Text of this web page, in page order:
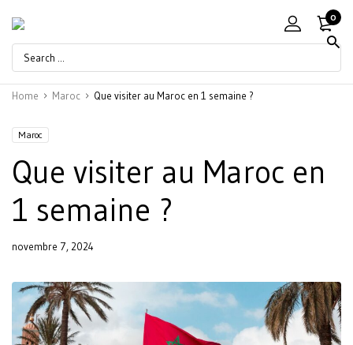
0
Home Maroc Que visiter au Maroc en 1 semaine ?
Maroc
Que visiter au Maroc en
1 semaine ?
novembre 7, 2024